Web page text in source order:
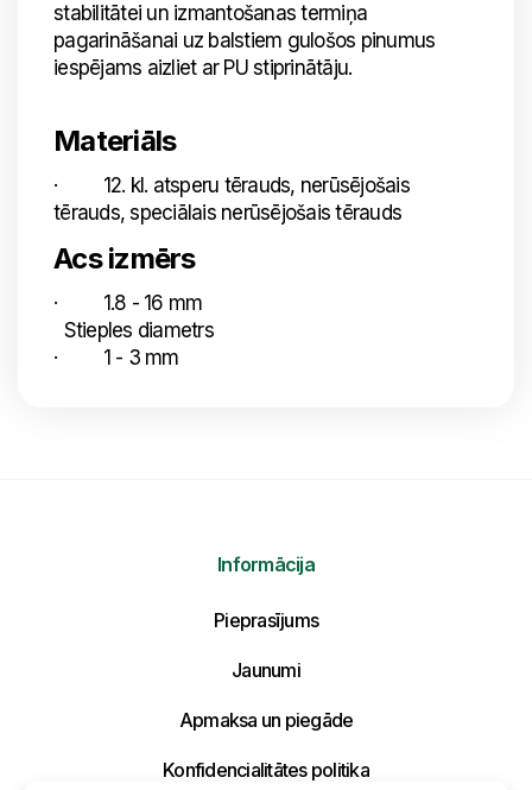
stabilitātei un izmantošanas termiņa
pagarināšanai uz balstiem gulošos pinumus
iespējams aizliet ar PU stiprinātāju.
Materiāls
· 12. kl. atsperu tērauds, nerūsējošais
tērauds, speciālais nerūsējošais tērauds
Acs izmērs
· 1.8 - 16 mm
Stieples diametrs
· 1 - 3 mm
Nosūtīt mums ziņojumu
Uzraksti savu ziņojumu un mēs atbildēsim
Informācija
Pieprasījums
Jaunumi
Apmaksa un piegāde
Konfidencialitātes politika